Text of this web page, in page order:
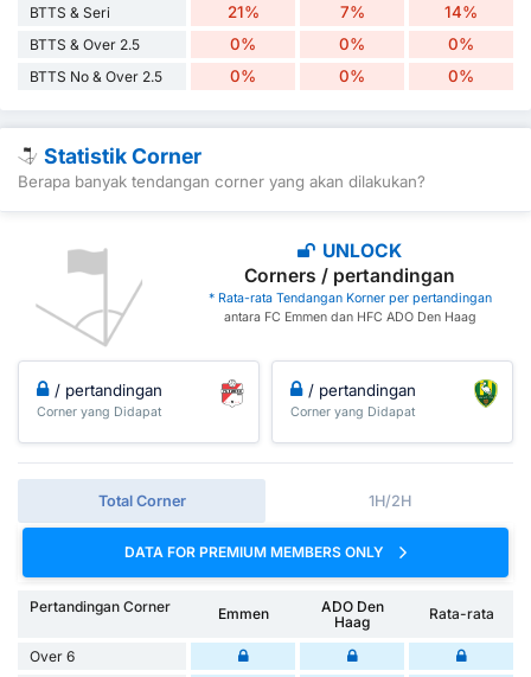
BTTS & Seri 21% 7% 14%
BTTS & Over 2.5 0% 0% 0%
BTTS No & Over 2.5 0% 0% 0%
Statistik Corner
Berapa banyak tendangan corner yang akan dilakukan?
UNLOCK
Corners / pertandingan
* Rata-rata Tendangan Korner per pertandingan
antara FC Emmen dan HFC ADO Den Haag
/ pertandingan
Corner yang Didapat
/ pertandingan
Corner yang Didapat
Total Corner 1H/2H
DATA FOR PREMIUM MEMBERS ONLY
Pertandingan Corner Emmen
ADO Den
Haag
Rata-rata
Over 6